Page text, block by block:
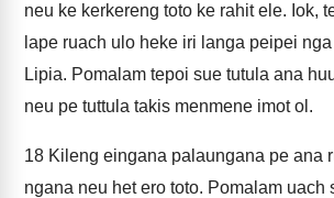
neu ke kerkereng toto ke rahit ele. Iok,
lape ruach ulo heke iri langa peipei
Lipia. Pomalam tepoi sue tutula ana
neu pe tuttula takis menmene imot ol.
18 Kileng eingana palaungana pe ana
ngana neu het ero toto. Pomalam uach